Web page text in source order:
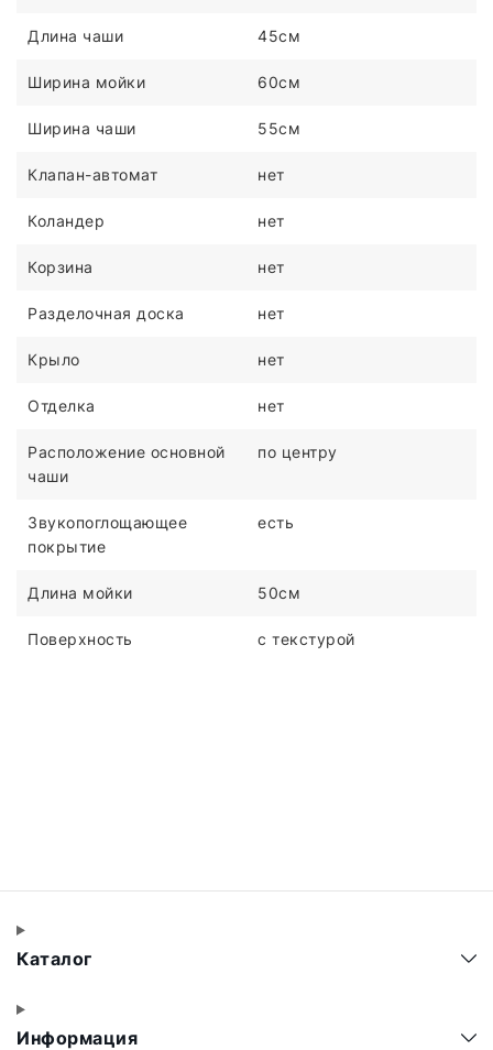
Длина чаши 45см
Ширина мойки 60см
Ширина чаши 55см
Клапан-автомат нет
Коландер нет
Корзина нет
Разделочная доска нет
Крыло нет
Отделка нет
Расположение основной
чаши
по центру
Звукопоглощающее
покрытие
есть
Длина мойки 50см
Поверхность с текстурой
Каталог
Информация